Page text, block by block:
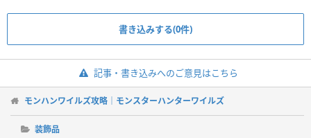
書き込みする(0件)
記事・書き込みへのご意見はこちら
モンハンワイルズ攻略｜モンスターハンターワイルズ
装飾品